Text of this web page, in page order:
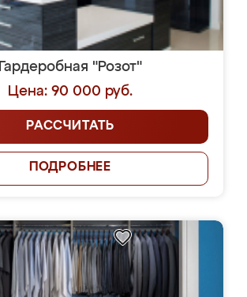
Гардеробная "Розот"
Цена: 90 000 руб.
РАССЧИТАТЬ
ПОДРОБНЕЕ